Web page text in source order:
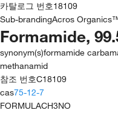
카탈로그 번호18109
Sub-brandingAcros
Formamide,
synonym(s)formamide
methanamid
참조 번호C18109
cas75-12-7
FORMULACH3NO